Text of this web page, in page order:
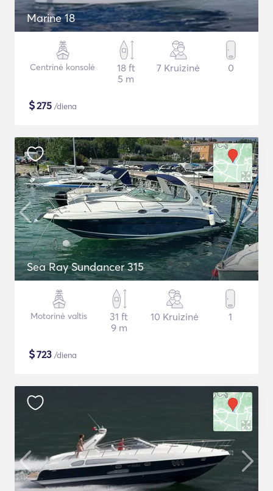
Marine 18
Centrinė konsolė
18 ft
5 m
7 Kruizinė 0
$275 /diena
Sea Ray Sundancer 315
Motorinė valtis
31 ft
9 m
10 Kruizinė 1
$723 /diena